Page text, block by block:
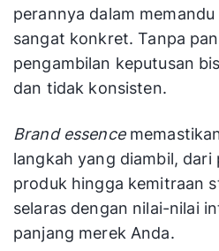
perannya dalam
sangat konkret. Tanpa
pengambilan keputusan
dan tidak konsisten.
Brand essence
langkah yang diambil, dari
produk hingga kemitraan
selaras dengan nilai-nilai
panjang merek Anda.